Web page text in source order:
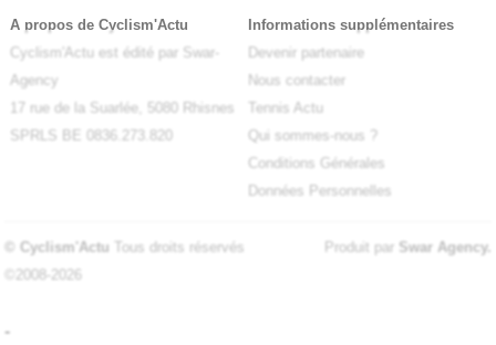
A propos de Cyclism'Actu
Cyclism'Actu est édité par Swar-
Agency
17 rue de la Suarlée, 5080 Rhisnes
SPRLS BE 0836.273.820
Informations supplémentaires
Devenir partenaire
Nous contacter
Tennis Actu
Qui sommes-nous ?
Conditions Générales
Données Personnelles
© Cyclism'Actu Tous droits réservés
©2008-2026
Produit par Swar Agency.
-